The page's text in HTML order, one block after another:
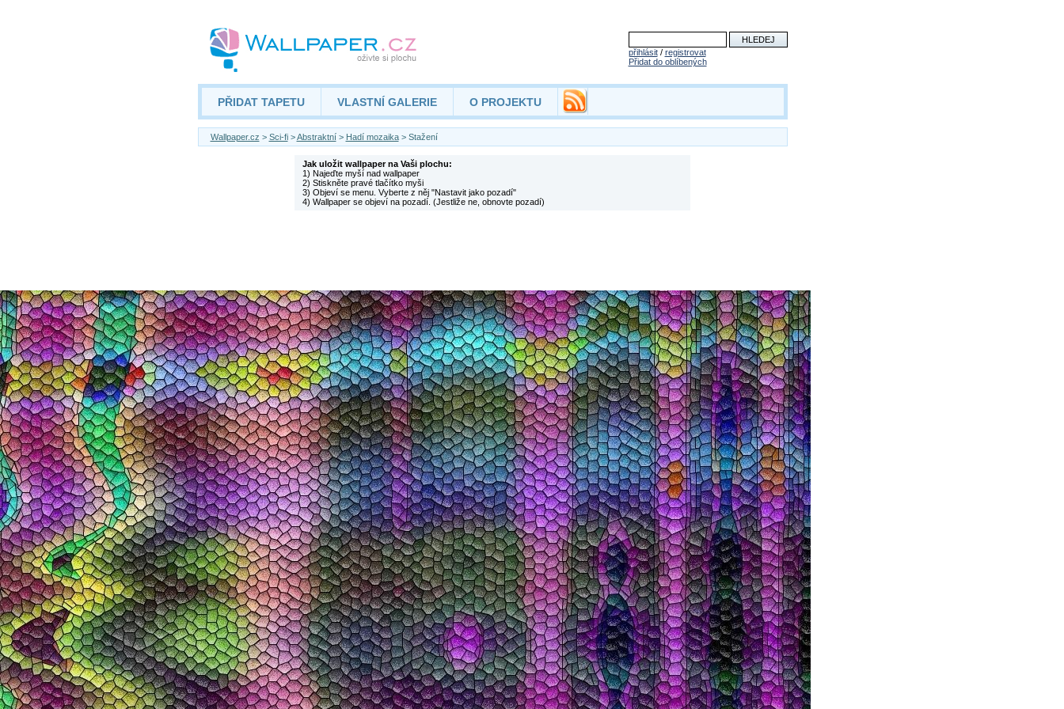
přihlásit/ registrovat
Přidat do oblíbených
PŘIDAT TAPETU VLASTNÍ GALERIE O PROJEKTU
Wallpaper.cz > Sci-fi>Abstraktní> Hadí mozaika> Stažení
Jak uložit wallpaper na Vaši plochu:
1) Najeďte myší nad wallpaper
2) Stiskněte pravé tlačítko myši
3) Objeví se menu. Vyberte z něj "Nastavit jako pozadí"
4) Wallpaper se objeví na pozadí. (Jestliže ne, obnovte pozadí)